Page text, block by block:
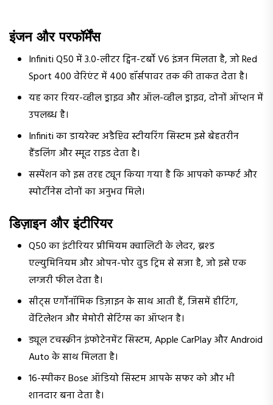
इंजन और परफॉर्मेंस
Infiniti Q50 में 3.0-लीटर ट्विन-टर्बो V6 इंजन मिलता है, जो Red
Sport 400 वेरिएंट में 400 हॉर्सपावर तक की ताकत देता है।
यह कार रियर-व्हील ड्राइव और ऑल-व्हील ड्राइव, दोनों ऑप्शन में
उपलब्ध है।
Infiniti का डायरेक्ट अडैप्टिव स्टीयरिंग सिस्टम इसे बेहतरीन
हैंडलिंग और स्मूद राइड देता है।
सस्पेंशन को इस तरह ट्यून किया गया है कि आपको कम्फर्ट और
स्पोर्टीनेस दोनों का अनुभव मिले।
डिज़ाइन और इंटीरियर
Q50 का इंटीरियर प्रीमियम क्वालिटी के लेदर, ब्रश्ड
एल्युमिनियम और ओपन-पोर वुड ट्रिम से सजा है, जो इसे एक
लग्जरी फील देता है।
सीट्स एर्गोनॉमिक डिज़ाइन के साथ आती हैं, जिसमें हीटिंग,
वेंटिलेशन और मेमोरी सेटिंग्स का ऑप्शन है।
ड्यूल टचस्क्रीन इंफोटेनमेंट सिस्टम, Apple CarPlay और Android
Auto के साथ मिलता है।
16-स्पीकर Bose ऑडियो सिस्टम आपके सफर को और भी
शानदार बना देता है।